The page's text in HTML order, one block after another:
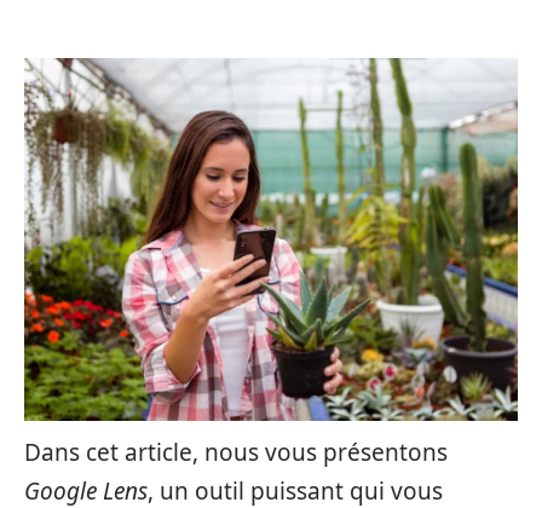
Dans cet article, nous vous présentons
Google Lens, un outil puissant qui vous